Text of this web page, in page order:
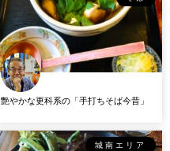
艶やかな更科系の「手打ちそば今昔」
城南エリア